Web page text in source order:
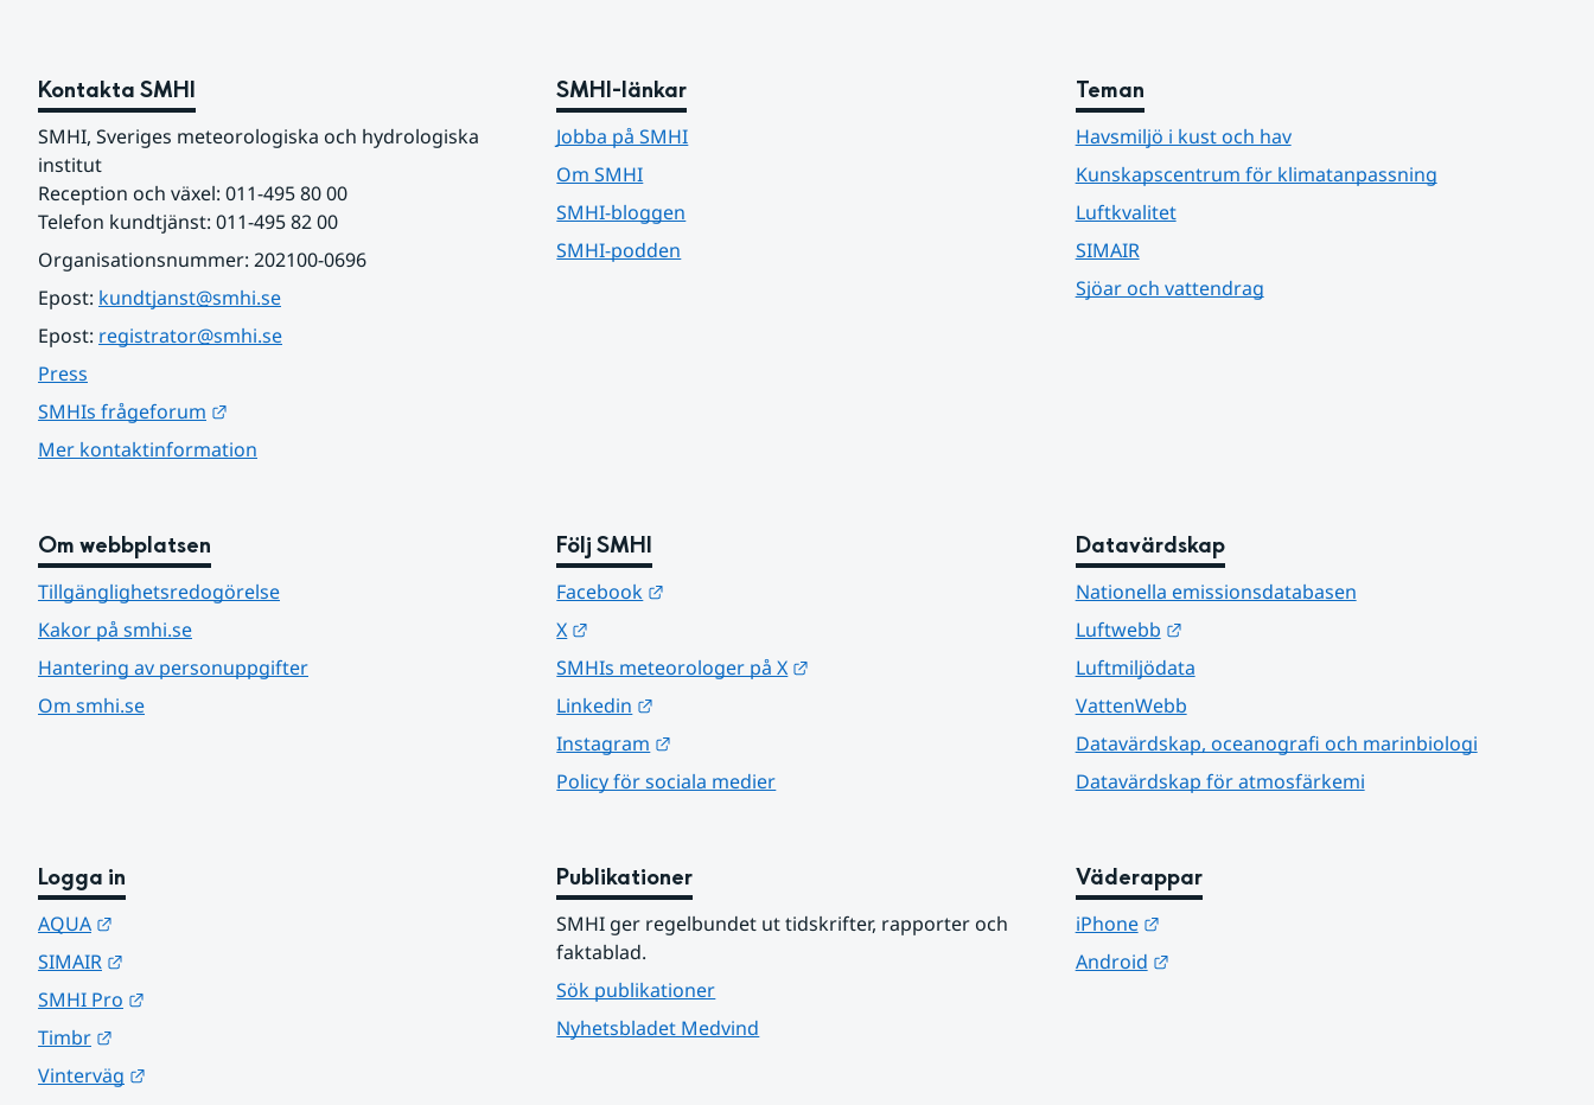
Kontakta SMHI
SMHI, Sveriges meteorologiska och hydrologiska
institut
Reception och växel: 011-495 80 00
Telefon kundtjänst: 011-495 82 00
Organisationsnummer: 202100-0696
Epost: kundtjanst@smhi.se
Epost: registrator@smhi.se
Press
SMHIs frågeforum
Mer kontaktinformation
SMHI-länkar
Jobba på SMHI
Om SMHI
SMHI-bloggen
SMHI-podden
Teman
Havsmiljö i kust och hav
Kunskapscentrum för klimatanpassning
Luftkvalitet
SIMAIR
Sjöar och vattendrag
Om webbplatsen
Tillgänglighetsredogörelse
Kakor på smhi.se
Hantering av personuppgifter
Om smhi.se
Följ SMHI
Facebook
X
SMHIs meteorologer på X
Linkedin
Instagram
Policy för sociala medier
Datavärdskap
Nationella emissionsdatabasen
Luftwebb
Länk till annan webbplats.
Luftmiljödata
VattenWebb
Datavärdskap, oceanografi och marinbiologi
Datavärdskap för atmosfärkemi
Logga in
AQUA
SIMAIR
SMHI Pro
Timbr
Vinterväg
Publikationer
SMHI ger regelbundet ut tidskrifter, rapporter och
faktablad.
Sök publikationer
Nyhetsbladet Medvind
Väderappar
iPhone
Länk till annan webbplats.
Android
Länk till annan webbplats.